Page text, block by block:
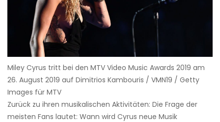
Miley Cyrus tritt bei den MTV Video Music Awards 2019 am
26. August 2019 auf Dimitrios Kambouris / VMN19 / Getty
Images für MTV
Zurück zu ihren musikalischen Aktivitäten: Die Frage der
meisten Fans lautet: Wann wird Cyrus neue Musik